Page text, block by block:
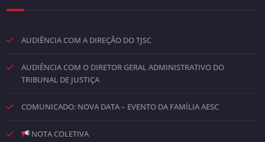
AUDIÊNCIA COM A DIREÇÃO DO TJSC
AUDIÊNCIA COM O DIRETOR GERAL ADMINISTRATIVO DO
TRIBUNAL DE JUSTIÇA
COMUNICADO: NOVA DATA – EVENTO DA FAMÍLIA AESC
NOTA COLETIVA